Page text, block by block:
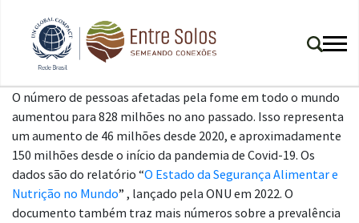
O número de pessoas afetadas pela fome em todo o mundo
aumentou para 828 milhões no ano passado. Isso representa
um aumento de 46 milhões desde 2020, e aproximadamente
150 milhões desde o início da pandemia de Covid-19. Os
dados são do relatório “O Estado da Segurança Alimentar e
Nutrição no Mundo” , lançado pela ONU em 2022. O
documento também traz mais números sobre a prevalência